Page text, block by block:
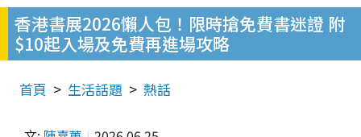
香港書展2026懶人包！限時搶免費書迷證 附
$10起入場及免費再進場攻略
首頁 生活話題 熱話